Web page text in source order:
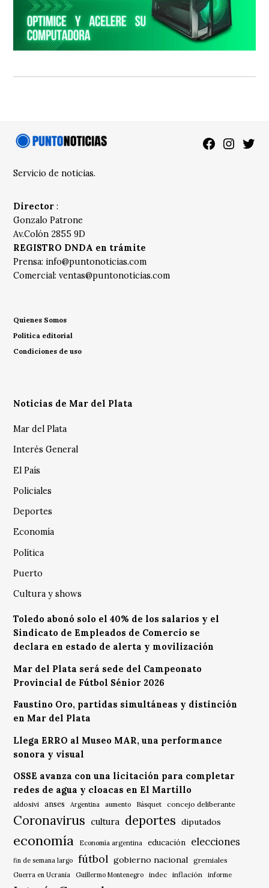
Facebook
Servicio de noticias.
Director :
Gonzalo Patrone
Av.Colón 2855 9D
REGISTRO DNDA en trámite
Prensa: info@puntonoticias.com
Comercial:ventas@puntonoticias.com
Quienes Somos
Política editorial
Condiciones de uso
Noticias de Mar del Plata
Mar del Plata
Interés General
El País
Policiales
Deportes
Economía
Política
Puerto
Cultura y shows
Toledo abonó solo el 40% de los salarios y el
Sindicato de Empleados de Comercio se
declara en estado de alerta y movilización
Mar del Plata será sede del Campeonato
Provincial de Fútbol Sénior 2026
Faustino Oro, partidas simultáneas y distinción
en Mar del Plata
Llega ERRO al Museo MAR, una performance
sonora y visual
OSSE avanza con una licitación para completar
redes de agua y cloacas en El Martillo
aldosivi anses Argentina aumento Básquet concejo deliberante
Coronavirus cultura deportes diputados
economía Economía argentina educación elecciones
fin de semana largo fútbol gobierno nacional gremiales
Guerra en Ucrania Guillermo Montenegro indec inflación informe